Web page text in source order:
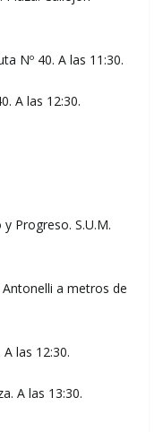
Nº 40. A las 11:30.
A las 12:30.
Progreso. S.U.M.
a metros de
las 12:30.
A las 13:30.